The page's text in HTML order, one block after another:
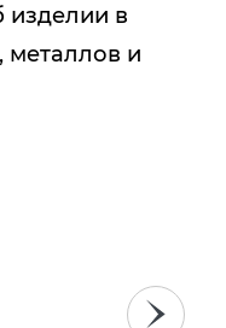
в
металлов и